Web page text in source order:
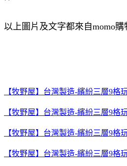
以上圖片及文字都來自momo購
【牧野屋】台灣製造-繽紛三層9格
【牧野屋】台灣製造-繽紛三層9格
【牧野屋】台灣製造-繽紛三層9格
【牧野屋】台灣製造-繽紛三層9格